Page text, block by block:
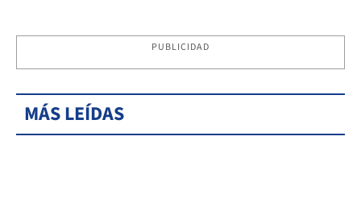
PUBLICIDAD
MÁS LEÍDAS